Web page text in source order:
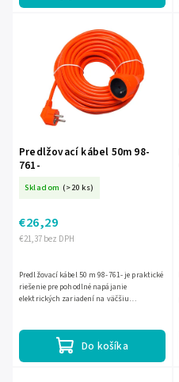
Predlžovací kábel 50m 98-
761-
Skladom (>20 ks)
€21,37 bez DPH
€26,29
Do košíka
Predlžovací kábel 50 m 98-761- je praktické
riešenie pre pohodlné napájanie
elektrických zariadení na väčšiu